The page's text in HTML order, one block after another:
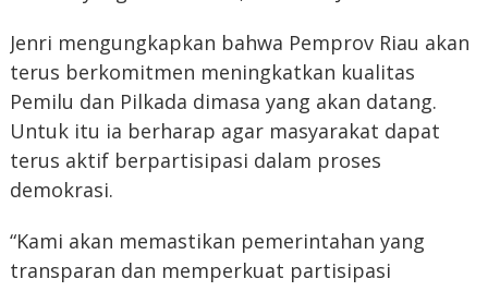
Jenri mengungkapkan bahwa Pemprov Riau akan
terus berkomitmen meningkatkan kualitas
Pemilu dan Pilkada dimasa yang akan datang.
Untuk itu ia berharap agar masyarakat dapat
terus aktif berpartisipasi dalam proses
demokrasi.
“Kami akan memastikan pemerintahan yang
transparan dan memperkuat partisipasi